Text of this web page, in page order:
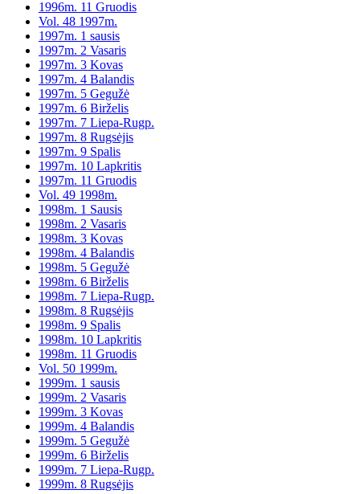
1996m. 11 Gruodis
Vol. 48 1997m.
1997m. 1 sausis
1997m. 2 Vasaris
1997m. 3 Kovas
1997m. 4 Balandis
1997m. 5 Gegužė
1997m. 6 Birželis
1997m. 7 Liepa-Rugp.
1997m. 8 Rugsėjis
1997m. 9 Spalis
1997m. 10 Lapkritis
1997m. 11 Gruodis
Vol. 49 1998m.
1998m. 1 Sausis
1998m. 2 Vasaris
1998m. 3 Kovas
1998m. 4 Balandis
1998m. 5 Gegužė
1998m. 6 Birželis
1998m. 7 Liepa-Rugp.
1998m. 8 Rugsėjis
1998m. 9 Spalis
1998m. 10 Lapkritis
1998m. 11 Gruodis
Vol. 50 1999m.
1999m. 1 sausis
1999m. 2 Vasaris
1999m. 3 Kovas
1999m. 4 Balandis
1999m. 5 Gegužė
1999m. 6 Birželis
1999m. 7 Liepa-Rugp.
1999m. 8 Rugsėjis